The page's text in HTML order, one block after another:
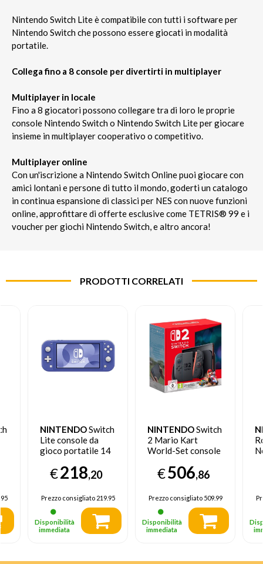
Nintendo Switch Lite è compatibile con tutti i software per
Nintendo Switch che possono essere giocati in modalità
portatile.
Collega fino a 8 console per divertirti in multiplayer
Multiplayer in locale
Fino a 8 giocatori possono collegare tra di loro le proprie
console Nintendo Switch o Nintendo Switch Lite per giocare
insieme in multiplayer cooperativo o competitivo.
Multiplayer online
Con un'iscrizione a Nintendo Switch Online puoi giocare con
amici lontani e persone di tutto il mondo, goderti un catalogo
in continua espansione di classici per NES con nuove funzioni
online, approfittare di offerte esclusive come TETRIS® 99 e i
voucher per giochi Nintendo Switch, e altro ancora!
PRODOTTI CORRELATI
NINTENDOSwitch
Lite console da
gioco portatile 14
Touch screen Wi-Fi
€218,20
Prezzo consigliato219.95
Disponibilità
immediata
NINTENDOSwitch
2 Mario Kart
World-Set console
20,1 cm (7.9") 256
GB Touch screen
Wi-Fi Nero
€506,86
Prezzo consigliato509.99
Disponibilità
immediata